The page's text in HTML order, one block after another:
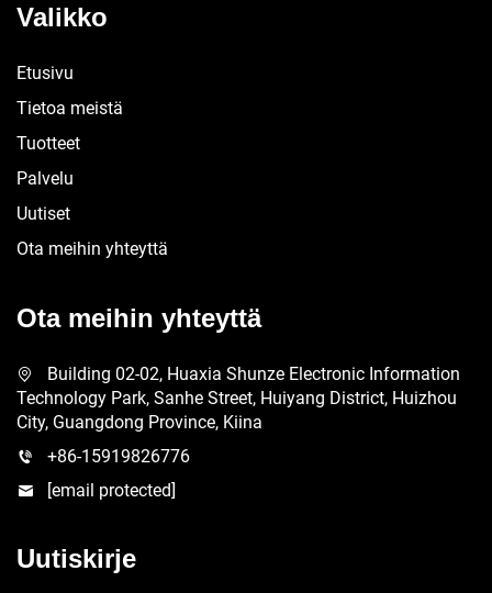
Valikko
Etusivu
Tietoa meistä
Tuotteet
Palvelu
Uutiset
Ota meihin yhteyttä
Ota meihin yhteyttä
Building 02-02, Huaxia Shunze Electronic Information
Technology Park, Sanhe Street, Huiyang District, Huizhou
City, Guangdong Province, Kiina
+86-15919826776
[email protected]
Uutiskirje